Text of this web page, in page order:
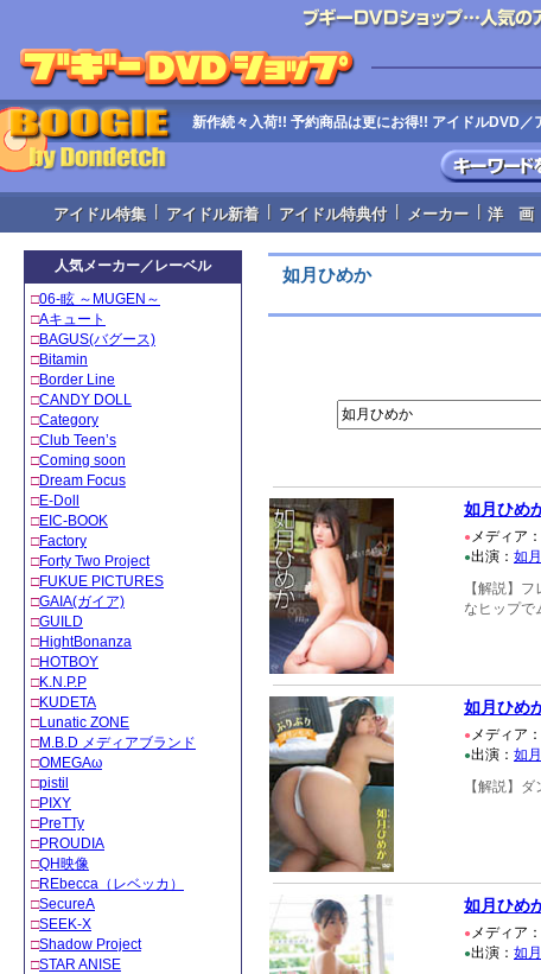
新作続々入荷!! 予約商品は更にお得!! アイドルDVD
アイドル特集 | アイドル新着 | アイドル特典付 | メーカー | 洋 画
人気メーカー／レーベル
□06‐眩 ～MUGEN～
□Aキュート
□BAGUS(バグース)
□Bitamin
□Border Line
□CANDY DOLL
□Category
□Club Teen’s
□Coming soon
□Dream Focus
□E-Doll
□EIC-BOOK
□Factory
□Forty Two Project
□FUKUE PICTURES
□GAIA(ガイア)
□GUILD
□HightBonanza
□HOTBOY
□K.N.P.P
□KUDETA
□Lunatic ZONE
□M.B.D メディアブランド
□OMEGAω
□pistil
□PIXY
□PreTTy
□PROUDIA
□QH映像
□REbecca（レベッカ）
□SecureA
□SEEK-X
□Shadow Project
□STAR ANISE
如月ひめか
如月ひめ
● メディア：
●出演： 如
【解説】
なヒップで
如月ひめ
● メディア：
●出演： 如
【解説】
如月ひめ
● メディア：
●出演： 如